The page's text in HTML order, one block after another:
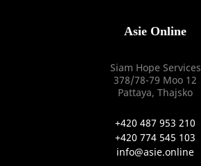
Asie Online
Siam Hope Services
378/78-79 Moo 12
Pattaya, Thajsko
+420 487 953 210
+420 774 545 103
info@asie.online